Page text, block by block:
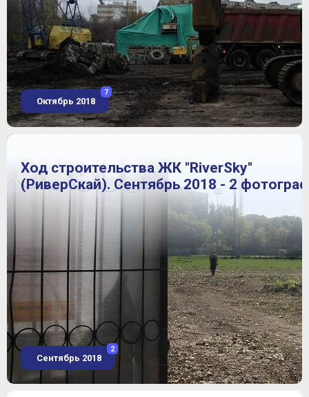
Октябрь 2018
7
Ход строительства ЖК "RiverSky"
(РиверСкай). Сентябрь 2018 - 2
Сентябрь 2018
2